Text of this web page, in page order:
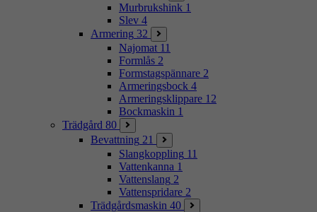
Murbrukshink 1
Slev 4
Armering 32
Najomat 11
Formlås 2
Formstagspännare 2
Armeringsbock 4
Armeringsklippare 12
Bockmaskin 1
Trädgård 80
Bevattning 21
Slangkoppling 11
Vattenkanna 1
Vattenslang 2
Vattenspridare 2
Trädgårdsmaskin 40